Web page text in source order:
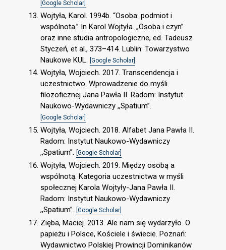
[Google Scholar]
Wojtyła, Karol. 1994b. “Osoba: podmiot i
wspólnota.” In Karol Wojtyła. „Osoba i czyn”
oraz inne studia antropologiczne, ed. Tadeusz
Styczeń, et al., 373–414. Lublin: Towarzystwo
Naukowe KUL.
[Google Scholar]
Wojtyła, Wojciech. 2017. Transcendencja i
uczestnictwo. Wprowadzenie do myśli
filozoficznej Jana Pawła II. Radom: Instytut
Naukowo-Wydawniczy ,,Spatium”.
[Google Scholar]
Wojtyła, Wojciech. 2018. Alfabet Jana Pawła II.
Radom: Instytut Naukowo-Wydawniczy
,,Spatium”. [Google Scholar]
Wojtyła, Wojciech. 2019. Między osobą a
wspólnotą. Kategoria uczestnictwa w myśli
społecznej Karola Wojtyły-Jana Pawła II.
Radom: Instytut Naukowo-Wydawniczy
,,Spatium”. [Google Scholar]
Zięba, Maciej. 2013. Ale nam się wydarzyło. O
papieżu i Polsce, Kościele i świecie. Poznań:
Wydawnictwo Polskiej Prowincji Dominikanów